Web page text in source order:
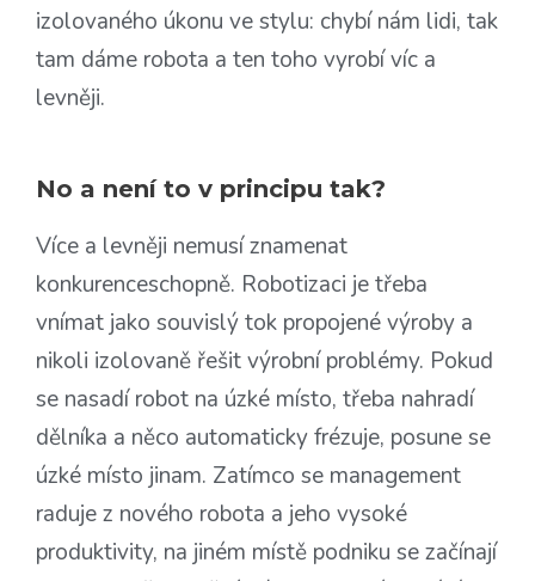
izolovaného úkonu ve stylu: chybí nám lidi, tak
tam dáme robota a ten toho vyrobí víc a
levněji.
No a není to v principu tak?
Více a levněji nemusí znamenat
konkurenceschopně. Robotizaci je třeba
vnímat jako souvislý tok propojené výroby a
nikoli izolovaně řešit výrobní problémy. Pokud
se nasadí robot na úzké místo, třeba nahradí
dělníka a něco automaticky frézuje, posune se
úzké místo jinam. Zatímco se management
raduje z nového robota a jeho vysoké
produktivity, na jiném místě podniku se začínají